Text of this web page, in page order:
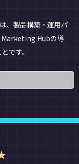
、製品構築・運用パ
Marketing Hubの導
です。